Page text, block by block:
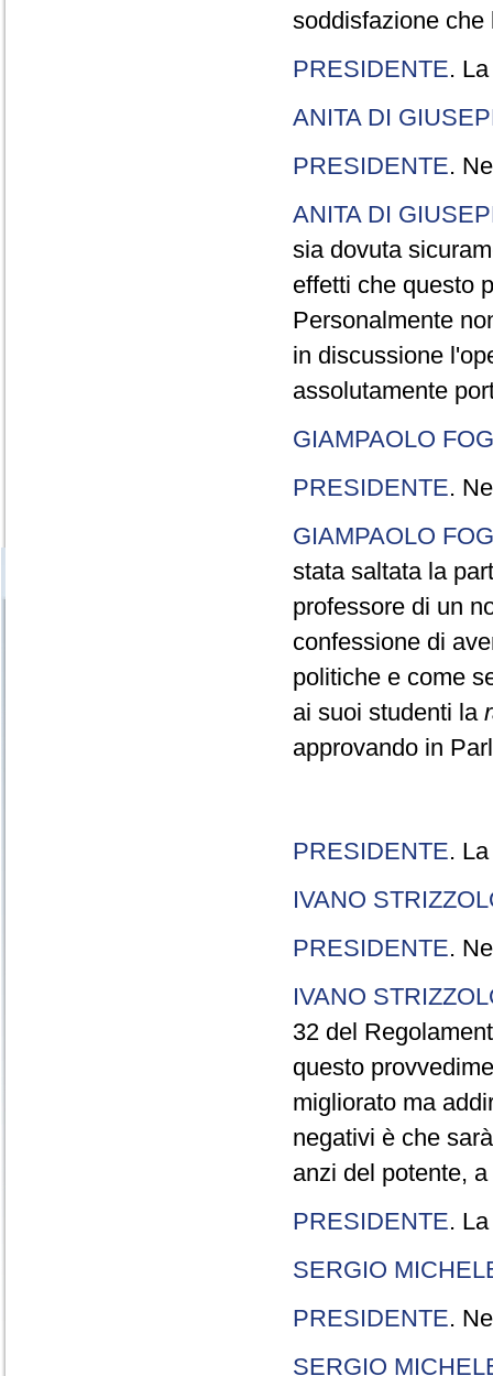
soddisfazione che
PRESIDENTE.
ANITA DI
PRESIDENTE.
ANITA DI
sia dovuta
effetti che questo
Personalmente
in discussione
assolutamente
GIAMPAOLO
PRESIDENTE.
GIAMPAOLO
stata saltata la
professore di un
confessione di
politiche e come
ai suoi studenti la
approvando in
PRESIDENTE.
IVANO
PRESIDENTE.
IVANO
32 del
questo
migliorato ma
negativi è che
anzi del potente,
PRESIDENTE.
SERGIO
PRESIDENTE.
SERGIO